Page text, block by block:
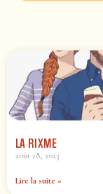
LA RIXME
août 28, 2023
Lire la suite »